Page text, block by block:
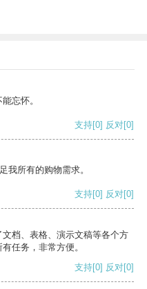
忘怀。
支持[0] 反对[0]
我所有的购物需求。
支持[0] 反对[0]
档、表格、演示文稿等各个方
任务，非常方便。
支持[0] 反对[0]